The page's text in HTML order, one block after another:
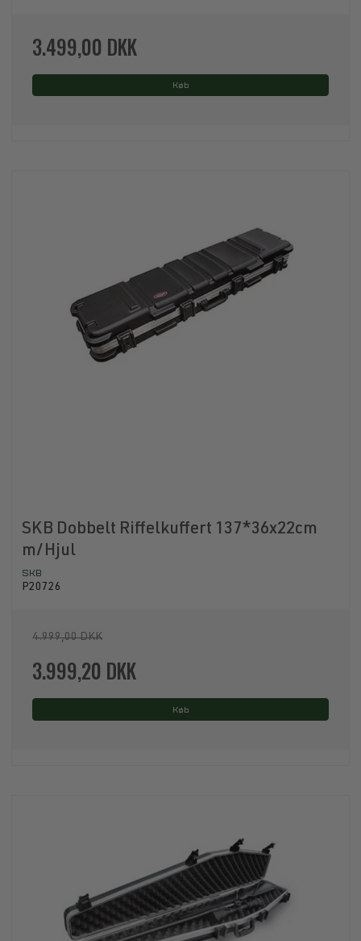
3.499,00 DKK
Køb
SKB Dobbelt Riffelkuffert 137*36x22cm
m/Hjul
SKB
P20726
4.999,00 DKK
3.999,20 DKK
Køb